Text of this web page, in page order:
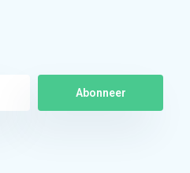
Abonneer